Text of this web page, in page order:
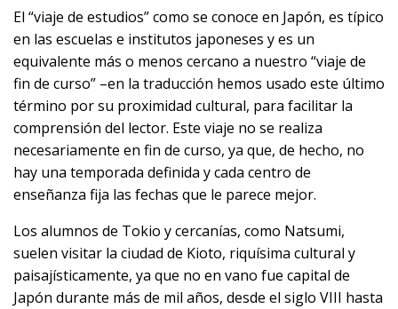
El “viaje de estudios” como se conoce en Japón, es típico
en las escuelas e institutos japoneses y es un
equivalente más o menos cercano a nuestro “viaje de
fin de curso” –en la traducción hemos usado este último
término por su proximidad cultural, para facilitar la
comprensión del lector. Este viaje no se realiza
necesariamente en fin de curso, ya que, de hecho, no
hay una temporada definida y cada centro de
enseñanza fija las fechas que le parece mejor.
Los alumnos de Tokio y cercanías, como Natsumi,
suelen visitar la ciudad de Kioto, riquísima cultural y
paisajísticamente, ya que no en vano fue capital de
Japón durante más de mil años, desde el siglo VIII hasta